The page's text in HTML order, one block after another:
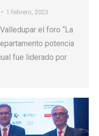
1 febrero, 2023
el foro “La
potencia
fue liderado por